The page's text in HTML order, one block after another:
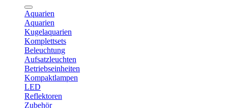
Aquarien
Aquarien
Kugelaquarien
Komplettsets
Beleuchtung
Aufsatzleuchten
Betriebseinheiten
Kompaktlampen
LED
Reflektoren
Zubehör